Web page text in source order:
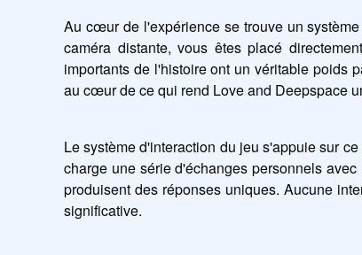
Au cœur de l'expérience se trouve un
caméra distante, vous êtes placé
importants de l'histoire ont un véritable poids
au cœur de ce qui rend Love and Deepspace
Le système d'interaction du jeu s'appuie sur
charge une série d'échanges personnels
produisent des réponses uniques. Aucune
significative.